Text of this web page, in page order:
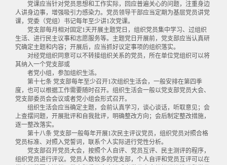
党课应当针对党员思想和工作实际，回应普遍关心的问题，注重身边
人讲身边事，增强吸引力感染力。党员领导干部应当定期为基层党员讲党
课，党委（党组）书记每年至少讲1次党课。
党支部每月相对固定1天开展主题党日，组织党员集中学习、过组织
生活、进行民主议事和志愿服务等。主题党日开展前，党支部应当认真研
究确定主题和内容；开展后，应当抓好议定事项的组织落实。
对经党组织同意可以不转接组织关系的党员，所在单位党组织可以将
其纳入一个党支部或
者党小组，参加组织生活。
第十七条 党支部每年至少召开1次组织生活会，一般安排在第四季
度，也可以根据工作需要随时召开。组织生活会一般以党支部党员大会、
党支部委员会会议或者党小组会形式召开。
组织生活会应当确定主题，会前认真学习，谈心谈话，听取意见；会
上查摆问题，开展批评和自我批评，明确整改方向；会后制定整改措施，
逐一整改落实。
第十八条 党支部一般每年开展1次民主评议党员，组织党员对照合格
党员标准、对照入党誓词，联系个人实际进行党性分析。
党支部召开党员大会，按照个人自评、党员互评、民主测评的程序，
组织党员进行评议。党员人数较多的党支部，个人自评和党员互评可以在